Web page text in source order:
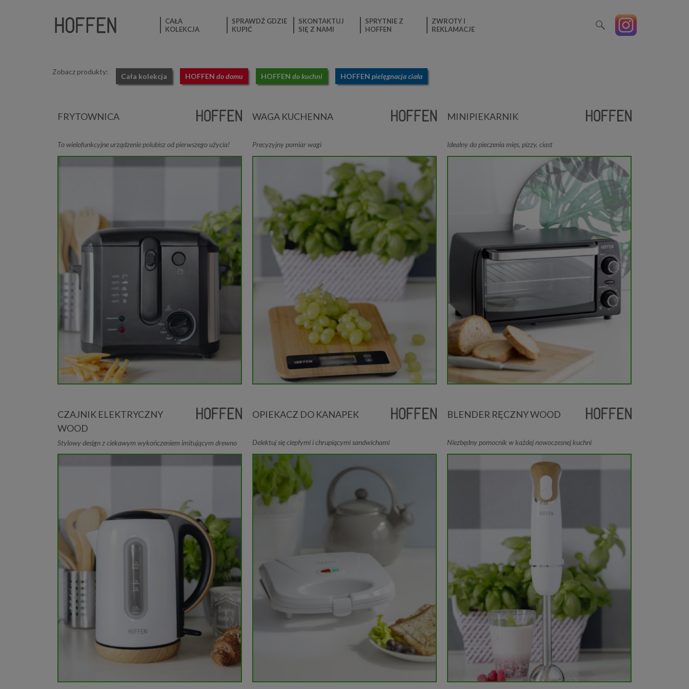
CAŁA
KOLEKCJA
SPRAWDŹ GDZIE
KUPIĆ
SKONTAKTUJ
SIĘ Z NAMI
SPRYTNIE Z
HOFFEN
ZWROTY I
REKLAMACJE
Zobacz produkty:
Cała kolekcja HOFFEN do domu HOFFEN do kuchni HOFFEN pielęgnacja ciała
FRYTOWNICA
To wielofunkcyjne urządzenie polubisz od pierwszego użycia!
WAGA KUCHENNA
Precyzyjny pomiar wagi
MINIPIEKARNIK
Idealny do pieczenia mięs, pizzy, ciast
CZAJNIK ELEKTRYCZNY
WOOD
Stylowy design z ciekawym wykończeniem imitującym drewno
OPIEKACZ DO KANAPEK
Delektuj się ciepłymi i chrupiącymi sandwichami
BLENDER RĘCZNY WOOD
Niezbędny pomocnik w każdej nowoczesnej kuchni